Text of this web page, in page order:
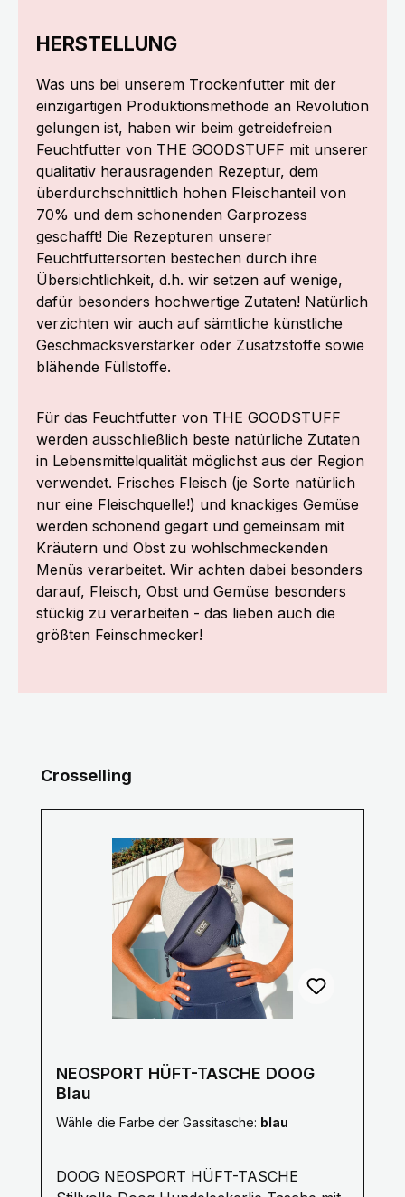
HERSTELLUNG
Was uns bei unserem Trockenfutter mit der
einzigartigen Produktionsmethode an Revolution
gelungen ist, haben wir beim getreidefreien
Feuchtfutter von THE GOODSTUFF mit unserer
qualitativ herausragenden Rezeptur, dem
überdurchschnittlich hohen Fleischanteil von
70% und dem schonenden Garprozess
geschafft! Die Rezepturen unserer
Feuchtfuttersorten bestechen durch ihre
Übersichtlichkeit, d.h. wir setzen auf wenige,
dafür besonders hochwertige Zutaten! Natürlich
verzichten wir auch auf sämtliche künstliche
Geschmacksverstärker oder Zusatzstoffe sowie
blähende Füllstoffe.
Für das Feuchtfutter von THE GOODSTUFF
werden ausschließlich beste natürliche Zutaten
in Lebensmittelqualität möglichst aus der Region
verwendet. Frisches Fleisch (je Sorte natürlich
nur eine Fleischquelle!) und knackiges Gemüse
werden schonend gegart und gemeinsam mit
Kräutern und Obst zu wohlschmeckenden
Menüs verarbeitet. Wir achten dabei besonders
darauf, Fleisch, Obst und Gemüse besonders
stückig zu verarbeiten - das lieben auch die
größten Feinschmecker!
Produktgalerie überspringen
Crosselling
NEOSPORT HÜFT-TASCHE DOOG
Blau
Wähle die Farbe der Gassitasche: blau
DOOG NEOSPORT HÜFT-TASCHE